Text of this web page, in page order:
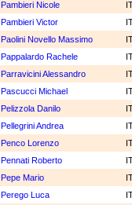
Pambieri Nicole
Pambieri Victor
Paolini Novello Massimo
Pappalardo Rachele
Parravicini Alessandro
Pascucci Michael
Pelizzola Danilo
Pellegrini Andrea
Penco Lorenzo
Pennati Roberto
Pepe Mario
Perego Luca